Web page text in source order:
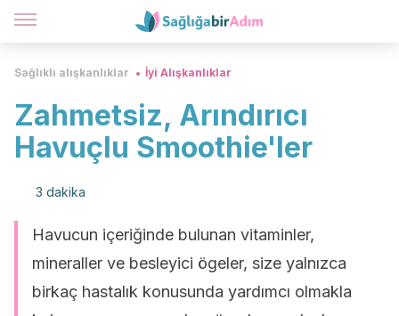
Sağlıklı alışkanlıklar İyi Alışkanlıklar
Zahmetsiz, Arındırıcı
Havuçlu Smoothie'ler
3 dakika
Havucun içeriğinde bulunan vitaminler,
mineraller ve besleyici ögeler, size yalnızca
birkaç hastalık konusunda yardımcı olmakla